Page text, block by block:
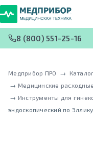
8 (800) 551-25-16
Медприбор ПРО →
→ Медицинские
→ Инструменты для
эндоскопический по Эллику